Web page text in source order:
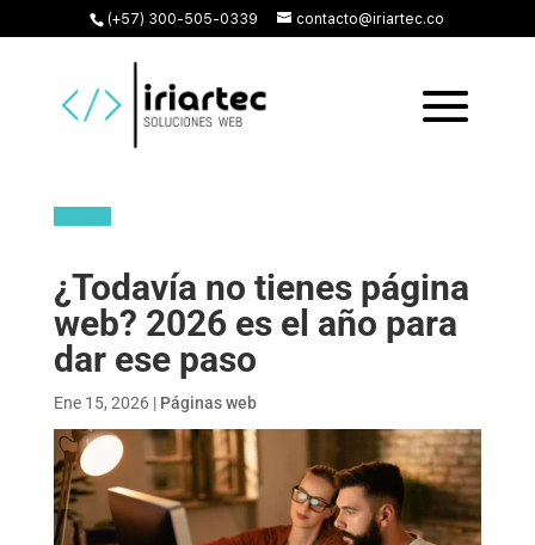
(+57) 300-505-0339 contacto@iriartec.co
¿Todavía no tienes página
web? 2026 es el año para
dar ese paso
Ene 15, 2026| Páginas web